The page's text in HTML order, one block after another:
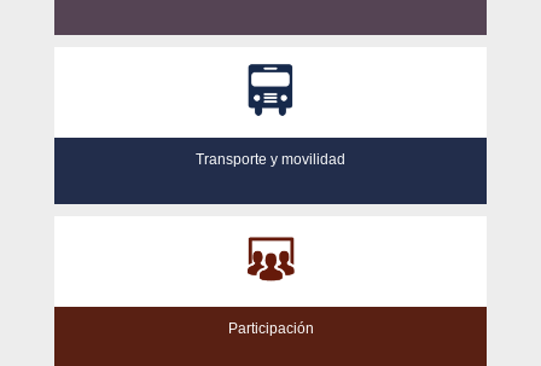
Transporte y movilidad
Participación